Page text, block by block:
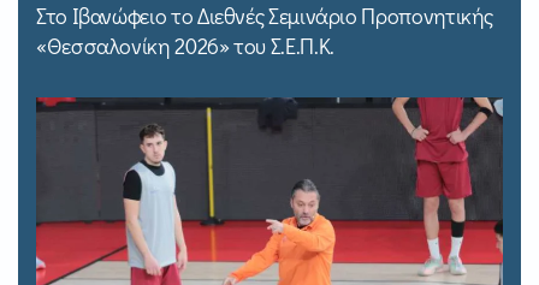
Στο Ιβανώφειο το Διεθνές Σεμινάριο Προπονητικής
«Θεσσαλονίκη 2026» του Σ.Ε.Π.Κ.